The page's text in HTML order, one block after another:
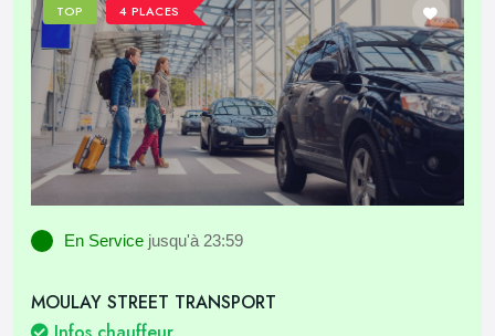
TOP 4 PLACES
En Service jusqu'à 23:59
MOULAY STREET TRANSPORT